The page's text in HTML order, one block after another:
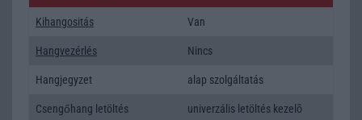
Kihangositás Van
Hangvezérlés Nincs
Hangjegyzet alap szolgáltatás
Csengőhang letöltés univerzális letöltés kezelõ